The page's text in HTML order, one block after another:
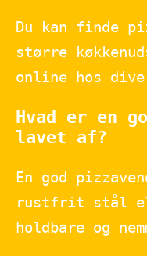
Du kan finde
større
online hos
Hvad er en
lavet af?
En god
rustfrit stål
holdbare og